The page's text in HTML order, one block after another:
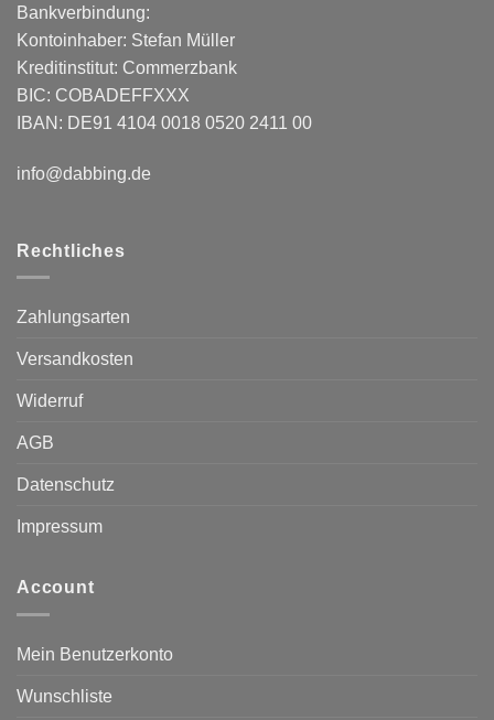
Bankverbindung:
Kontoinhaber: Stefan Müller
Kreditinstitut: Commerzbank
BIC: COBADEFFXXX
IBAN: DE91 4104 0018 0520 2411 00
info@dabbing.de
Rechtliches
Zahlungsarten
Versandkosten
Widerruf
AGB
Datenschutz
Impressum
Account
Mein Benutzerkonto
Wunschliste